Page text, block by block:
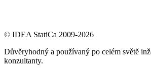
© IDEA StatiCa 2009-2026
Důvěryhodný a používaný po celém světě
konzultanty.